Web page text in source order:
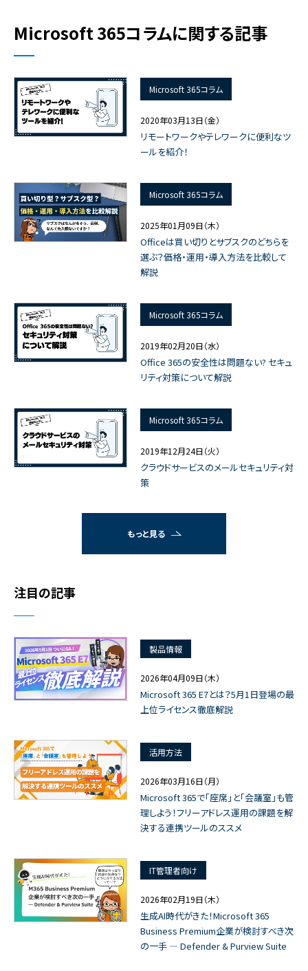
Microsoft 365コラムに関する記事
Microsoft 365コラム
2020年03月13日（金）
リモートワークやテレワークに便利なツ
ールを紹介！
Microsoft 365コラム
2025年01月09日（木）
Officeは買い切りとサブスクのどちらを
選ぶ？価格・運用・導入方法を比較して
解説
Microsoft 365コラム
2019年02月20日（水）
Office 365の安全性は問題ない? セキュ
リティ対策について解説
Microsoft 365コラム
2019年12月24日（火）
クラウドサービスのメールセキュリティ対
策
もっと見る
注目の記事
製品情報
2026年04月09日（木）
Microsoft 365 E7とは？5月1日登場の最
上位ライセンス徹底解説
活用方法
2026年03月16日（月）
Microsoft 365で「座席」と「会議室」も管
理しよう！フリーアドレス運用の課題を解
決する連携ツールのススメ
IT管理者向け
2026年02月19日（木）
生成AI時代がきた！Microsoft 365
Business Premium企業が検討すべき次
の一手 ― Defender & Purview Suite